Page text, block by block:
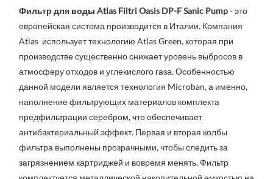
Фильтр для воды Atlas Filtri Oasis DP-F Sanic Pump- это
европейская система производится в Италии. Компания
Atlas использует технологию Atlas Green, которая при
производстве существенно снижает уровень выбросов в
атмосферу отходов и углекислого газа. Особенностью
данной модели является технология Microban, а именно,
наполнение фильтрующих материалов комплекта
предфильтрации серебром, что обеспечивает
антибактериальный эффект. Первая и вторая колбы
фильтра выполнены прозрачными, чтобы следить за
загрязнением картриджей и вовремя менять. Фильтр